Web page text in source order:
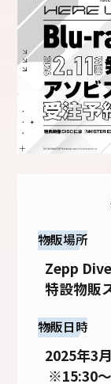
物販場所
Zepp
特設物販
物販日時
2025年3